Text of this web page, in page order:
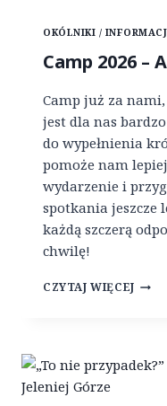
S
T
W
W
R
Z
S
I
E
6
OKÓLNIKI /
Camp 2026 –
Camp już za
jest dla nas
do wypełnienia
pomoże nam
wydarzenie i
spotkania jeszcze
każdą szczerą
chwilę!
CZYTAJ WIĘCEJC
0